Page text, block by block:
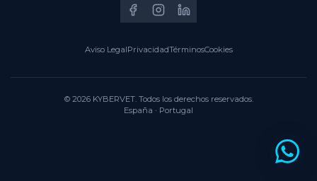
Aviso LegalPrivacidadTérminosCookies
© 2026 KYBERVET. Todos los derechos reservados.
España · Portugal